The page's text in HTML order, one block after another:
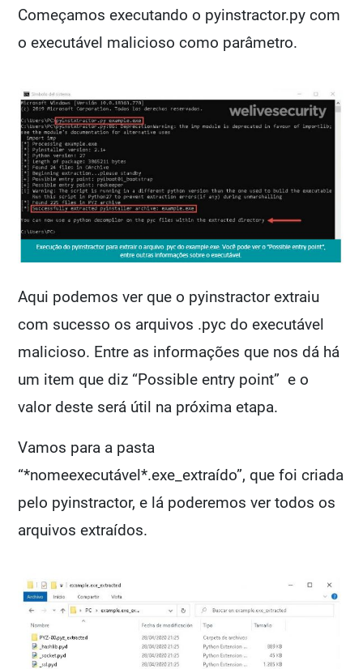
Começamos executando o pyinstractor.py com
o executável malicioso como parâmetro.
Aqui podemos ver que o pyinstractor extraiu
com sucesso os arquivos .pyc do executável
malicioso. Entre as informações que nos dá há
um item que diz “Possible entry point” e o
valor deste será útil na próxima etapa.
Vamos para a pasta
“*nomeexecutável*.exe_extraído”, que foi criada
pelo pyinstractor, e lá poderemos ver todos os
arquivos extraídos.